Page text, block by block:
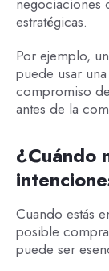
estratégicas.
Por ejemplo,
puede usar
compromiso
antes de la
¿Cuándo
Cuando estás
posible
puede ser